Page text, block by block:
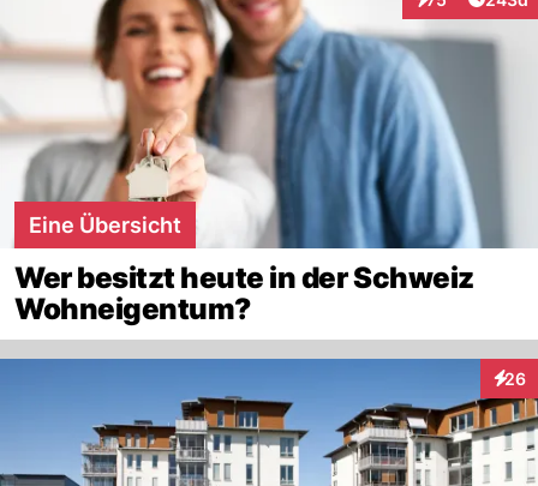
Interaktionen
Eine Übersicht
Wer besitzt heute in der Schweiz
Wohneigentum?
26